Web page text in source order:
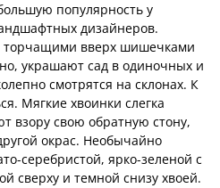
популярность у
дизайнеров.
торчащими вверх шишечками
украшают сад в одиночных и
смотрятся на склонах. К
Мягкие хвоинки слегка
взору свою обратную стону,
окрас. Необычайно
серебристой, ярко-зеленой с
сверху и темной снизу хвоей.